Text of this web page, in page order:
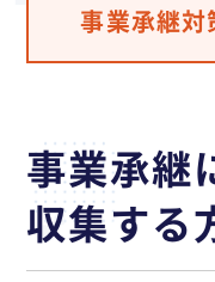
事業承継対
事業承継
収集する